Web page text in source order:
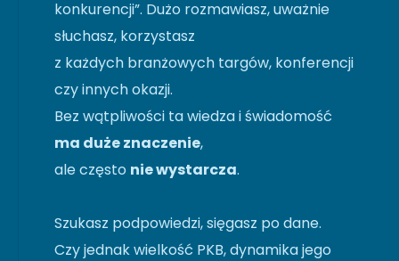
konkurencji”. Dużo rozmawiasz, uważnie
słuchasz, korzystasz
z każdych branżowych targów, konferencji
czy innych okazji.
Bez wątpliwości ta wiedza i świadomość
ma duże znaczenie,
ale często nie wystarcza.
Szukasz podpowiedzi, sięgasz po dane.
Czy jednak wielkość PKB, dynamika jego